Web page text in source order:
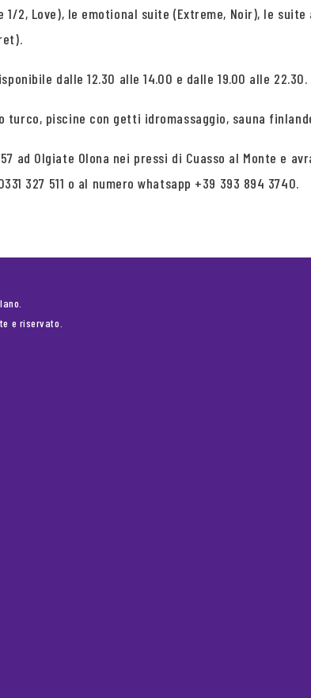
2, Love), le emotional suite (Extreme, Noir), le
dalle 12.30 alle 14.00 e dalle 19.00 alle 22.30.
turco, piscine con getti idromassaggio, sauna
ad Olgiate Olona nei pressi di Cuasso al Monte
327 511 o al numero whatsapp +39 393 894 3740.
e riservato.